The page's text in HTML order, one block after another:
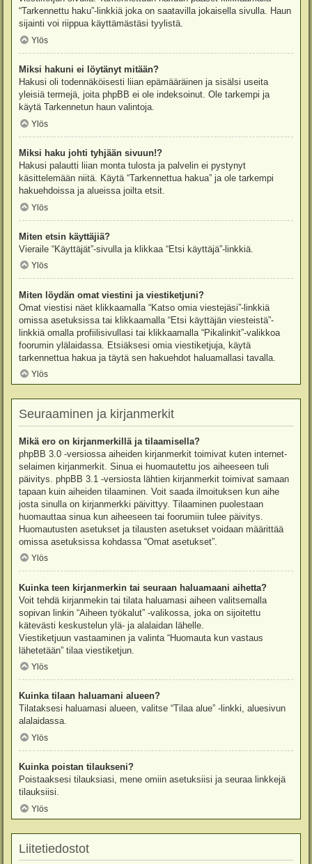
“Tarkennettu haku”-linkkiä joka on saatavilla jokaisella sivulla. Haun
sijainti voi riippua käyttämästäsi tyylistä.
Ylös
Miksi hakuni ei löytänyt mitään?
Hakusi oli todennäköisesti liian epämääräinen ja sisälsi useita
yleisiä termejä, joita phpBB ei ole indeksoinut. Ole tarkempi ja
käytä Tarkennetun haun valintoja.
Ylös
Miksi haku johti tyhjään sivuun!?
Hakusi palautti liian monta tulosta ja palvelin ei pystynyt
käsittelemään niitä. Käytä “Tarkennettua hakua” ja ole tarkempi
hakuehdoissa ja alueissa joilta etsit.
Ylös
Miten etsin käyttäjiä?
Vieraile “Käyttäjät”-sivulla ja klikkaa “Etsi käyttäjä”-linkkiä.
Ylös
Miten löydän omat viestini ja viestiketjuni?
Omat viestisi näet klikkaamalla “Katso omia viestejäsi”-linkkiä
omissa asetuksissa tai klikkaamalla “Etsi käyttäjän viesteistä”-
linkkiä omalla profiilisivullasi tai klikkaamalla “Pikalinkit”-valikkoa
foorumin ylälaidassa. Etsiäksesi omia viestiketjuja, käytä
tarkennettua hakua ja täytä sen hakuehdot haluamallasi tavalla.
Ylös
Seuraaminen ja kirjanmerkit
Mikä ero on kirjanmerkillä ja tilaamisella?
phpBB 3.0 -versiossa aiheiden kirjanmerkit toimivat kuten internet-
selaimen kirjanmerkit. Sinua ei huomautettu jos aiheeseen tuli
päivitys. phpBB 3.1 -versiosta lähtien kirjanmerkit toimivat samaan
tapaan kuin aiheiden tilaaminen. Voit saada ilmoituksen kun aihe
josta sinulla on kirjanmerkki päivittyy. Tilaaminen puolestaan
huomauttaa sinua kun aiheeseen tai foorumiin tulee päivitys.
Huomautusten asetukset ja tilausten asetukset voidaan määrittää
omissa asetuksissa kohdassa “Omat asetukset”.
Ylös
Kuinka teen kirjanmerkin tai seuraan haluamaani aihetta?
Voit tehdä kirjanmekin tai tilata haluamasi aiheen valitsemalla
sopivan linkin “Aiheen työkalut” -valikossa, joka on sijoitettu
kätevästi keskustelun ylä- ja alalaidan lähelle.
Viestiketjuun vastaaminen ja valinta “Huomauta kun vastaus
lähetetään” tilaa viestiketjun.
Ylös
Kuinka tilaan haluamani alueen?
Tilataksesi haluamasi alueen, valitse “Tilaa alue” -linkki, aluesivun
alalaidassa.
Ylös
Kuinka poistan tilaukseni?
Poistaaksesi tilauksiasi, mene omiin asetuksiisi ja seuraa linkkejä
tilauksiisi.
Ylös
Liitetiedostot